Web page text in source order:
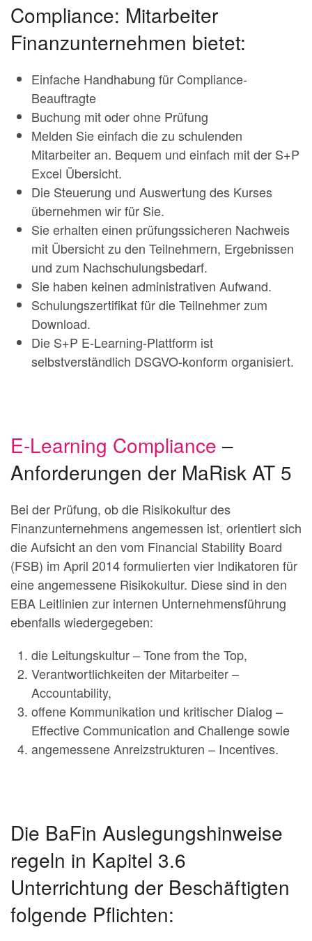
Compliance: Mitarbeiter
Finanzunternehmen bietet:
Einfache Handhabung für Compliance-
Beauftragte
Buchung mit oder ohne Prüfung
Melden Sie einfach die zu schulenden
Mitarbeiter an. Bequem und einfach mit der S+P
Excel Übersicht.
Die Steuerung und Auswertung des Kurses
übernehmen wir für Sie.
Sie erhalten einen prüfungssicheren Nachweis
mit Übersicht zu den Teilnehmern, Ergebnissen
und zum Nachschulungsbedarf.
Sie haben keinen administrativen Aufwand.
Schulungszertifikat für die Teilnehmer zum
Download.
Die S+P E-Learning-Plattform ist
selbstverständlich DSGVO-konform organisiert.
E-Learning Compliance –
Anforderungen der MaRisk AT 5
Bei der Prüfung, ob die Risikokultur des
Finanzunternehmens angemessen ist, orientiert sich
die Aufsicht an den vom Financial Stability Board
(FSB) im April 2014 formulierten vier Indikatoren für
eine angemessene Risikokultur. Diese sind in den
EBA Leitlinien zur internen Unternehmensführung
ebenfalls wiedergegeben:
die Leitungskultur – Tone from the Top,
Verantwortlichkeiten der Mitarbeiter –
Accountability,
offene Kommunikation und kritischer Dialog –
Effective Communication and Challenge sowie
angemessene Anreizstrukturen – Incentives.
Die BaFin Auslegungshinweise
regeln in Kapitel 3.6
Unterrichtung der Beschäftigten
folgende Pflichten: